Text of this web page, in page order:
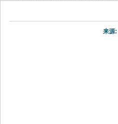
来源: